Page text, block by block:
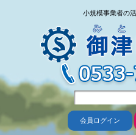
小規模事業者の
会員ログイン